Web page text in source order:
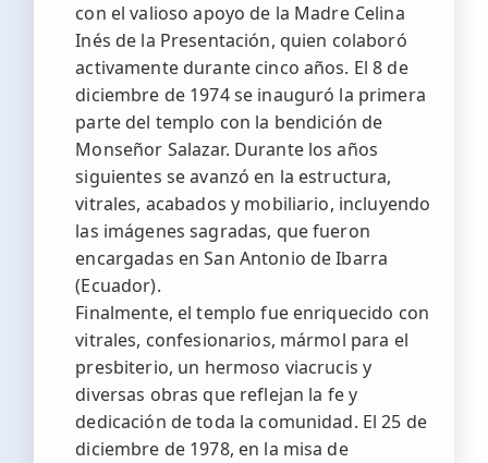
con el valioso apoyo de la Madre Celina
Inés de la Presentación, quien colaboró
activamente durante cinco años. El 8 de
diciembre de 1974 se inauguró la primera
parte del templo con la bendición de
Monseñor Salazar. Durante los años
siguientes se avanzó en la estructura,
vitrales, acabados y mobiliario, incluyendo
las imágenes sagradas, que fueron
encargadas en San Antonio de Ibarra
(Ecuador).
Finalmente, el templo fue enriquecido con
vitrales, confesionarios, mármol para el
presbiterio, un hermoso viacrucis y
diversas obras que reflejan la fe y
dedicación de toda la comunidad. El 25 de
diciembre de 1978, en la misa de